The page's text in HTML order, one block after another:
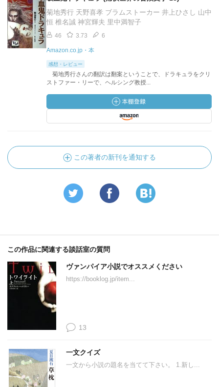
菊地秀行 天野喜孝 ブラムストーカー 井上ひさし 山中
恒 椎名誠 神宮輝夫 里中満智子
46 3.73 6
Amazon.co.jp・本
感想・レビュー
菊地秀行さんの翻訳は翻案ということで、ドラキュラをクリ
ストファー・リーで、ヘルシング教授...
この著者の新刊を通知する
この作品に関連する談話室の質問
ヴァンパイア小説でオススメください
https://booklog.jp/item...
13
一文クイズ
一文から小説の題名を当てて下さい。 1.新し...